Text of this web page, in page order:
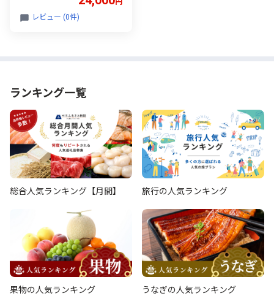
円
レビュー (0件)
ランキング一覧
総合人気ランキング【月間】 旅行の人気ランキング
果物の人気ランキング うなぎの人気ランキング